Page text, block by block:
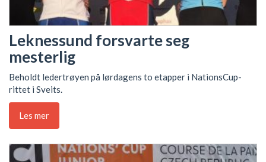
Leknessund forsvarte seg
mesterlig
Beholdt ledertrøyen på lørdagens to etapper i NationsCup-
rittet i Sveits.
Les mer